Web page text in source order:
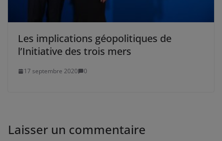
Les implications géopolitiques de
l’Initiative des trois mers
17 septembre 2020 0
Laisser un commentaire